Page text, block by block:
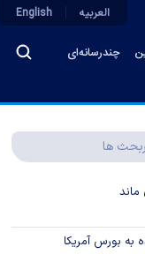
چندرسانه‌ای
العربیه English
ها
به بورس آمریکا